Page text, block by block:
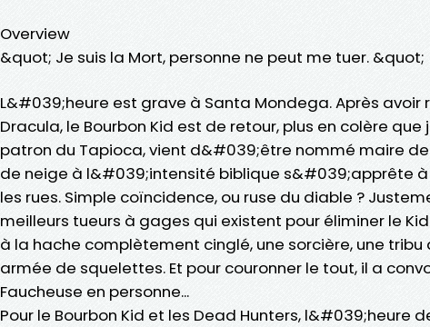
Overview
&quot; Je suis la Mort, personne ne peut me tuer. &quot;
L&#039;heure est grave à Santa Mondega. Après avoir
Dracula, le Bourbon Kid est de retour, plus en colère que
patron du Tapioca, vient d&#039;être nommé maire
de neige à l&#039;intensité biblique s&#039;apprête
les rues. Simple coïncidence, ou ruse du diable ?
meilleurs tueurs à gages qui existent pour éliminer le
à la hache complètement cinglé, une sorcière, une
armée de squelettes. Et pour couronner le tout, il a
Faucheuse en personne...
Pour le Bourbon Kid et les Dead Hunters, l&#039;heure